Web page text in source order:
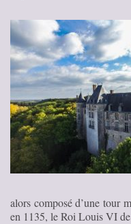
alors composé d’une tour
en 1135, le Roi Louis VI